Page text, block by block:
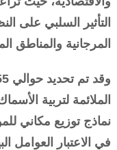
التأثير السلبي على
المرجانية والمناطق
الملائمة لتربية
نماذج توزيع مكاني
في الاعتبار العوامل